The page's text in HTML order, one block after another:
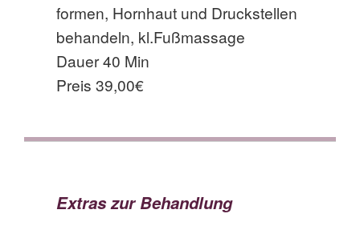
formen, Hornhaut und Druckstellen
behandeln, kl.Fußmassage
Dauer 40 Min
Preis 39,00€
Extras zur Behandlung